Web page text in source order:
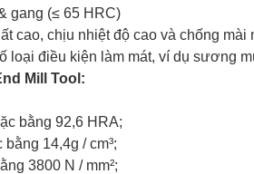
gang (≤ 65 HRC)
cao, chịu nhiệt độ cao và chống mài
loại điều kiện làm mát, ví dụ sương
Mill Tool:
bằng 92,6 HRA;
14,4g / cm³;
3800 N / mm²;